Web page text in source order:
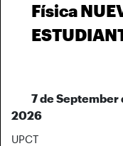
Física
7 de September
2026
UPCT